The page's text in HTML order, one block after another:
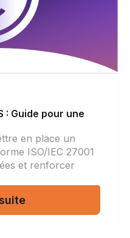
: Guide pour une
en place un
ISO/IEC 27001
et renforcer